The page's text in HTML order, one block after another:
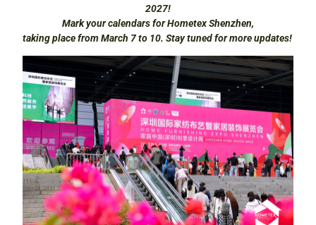
2027!
Mark your calendars for Hometex Shenzhen,
taking place from March 7 to 10. Stay tuned for more updates!